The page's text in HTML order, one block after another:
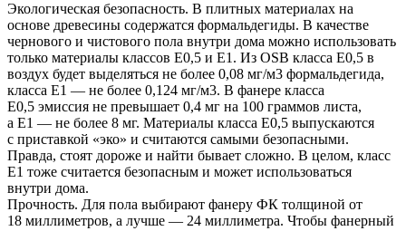
Экологическая безопасность. В плитных материалах на
основе древесины содержатся формальдегиды. В качестве
чернового и чистового пола внутри дома можно использовать
только материалы классов Е0,5 и Е1. Из OSB класса Е0,5 в
воздух будет выделяться не более 0,08 мг/м3 формальдегида,
класса Е1 — не более 0,124 мг/м3. В фанере класса
Е0,5 эмиссия не превышает 0,4 мг на 100 граммов листа,
а Е1 — не более 8 мг. Материалы класса Е0,5 выпускаются
с приставкой «эко» и считаются самыми безопасными.
Правда, стоят дороже и найти бывает сложно. В целом, класс
Е1 тоже считается безопасным и может использоваться
внутри дома.
Прочность. Для пола выбирают фанеру ФК толщиной от
18 миллиметров, а лучше — 24 миллиметра. Чтобы фанерный